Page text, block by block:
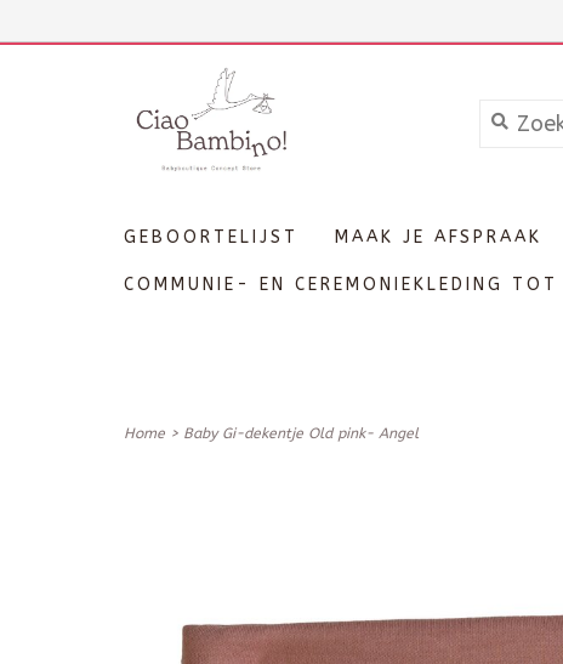
GEBOORTELIJST MAAK JE AFSPRAAK
COMMUNIE- EN CEREMONIEKLEDING
Home > Baby Gi-dekentje Old pink- Angel